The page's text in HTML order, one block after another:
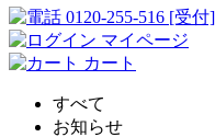
0120-255-516 [受付
マイページ
カート
すべて
お知らせ